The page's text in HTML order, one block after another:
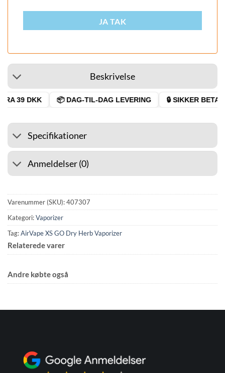
JA TAK
Beskrivelse
39 DKK 📦 DAG-TIL-DAG LEVERING 🔒 SIKKER
Specifikationer
Anmeldelser (0)
Varenummer (SKU):407307
Kategori:Vaporizer
Tag:AirVape XS GO Dry Herb Vaporizer
Relaterede varer
Andre købte også